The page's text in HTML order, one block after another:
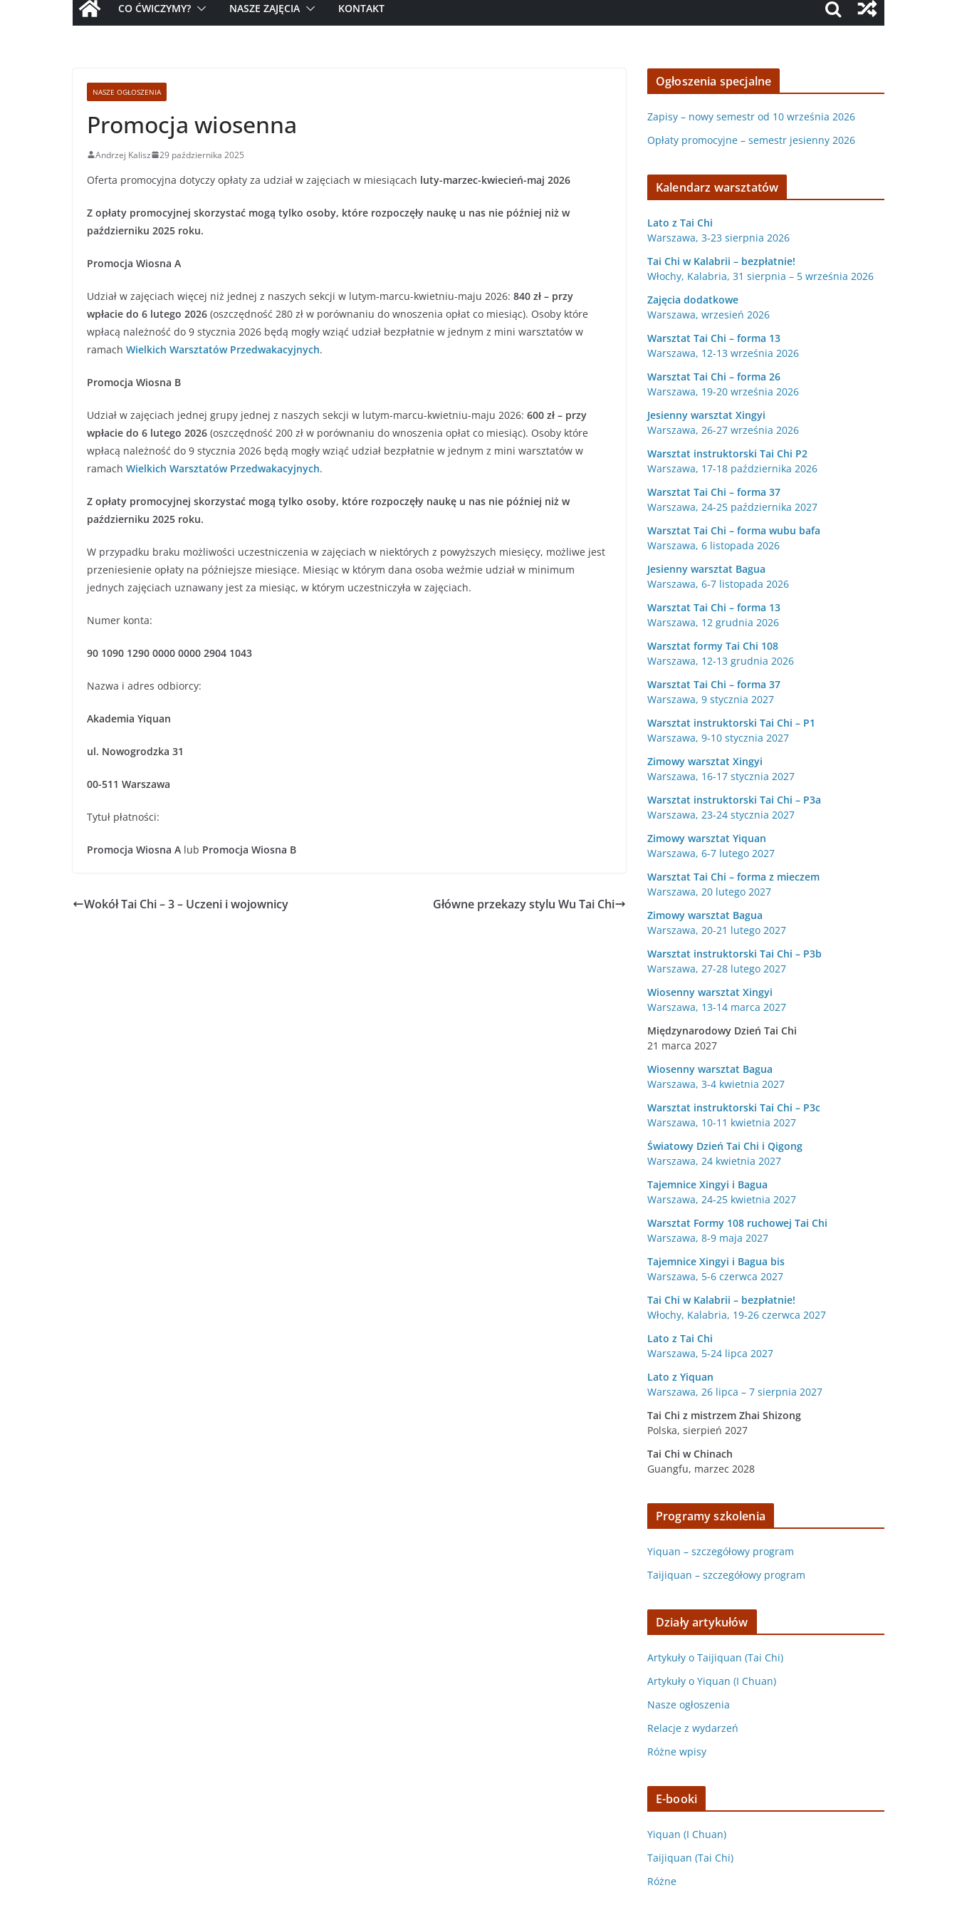
CO ĆWICZYMY? NASZE ZAJĘCIA KONTAKT
NASZE OGŁOSZENIA
Promocja wiosenna
Andrzej Kalisz 29 października 2025
Oferta promocyjna dotyczy opłaty za udział w zajęciach w miesiącach luty-marzec-kwiecień-maj 2026
Z opłaty promocyjnej skorzystać mogą tylko osoby, które rozpoczęły naukę u nas nie później niż w
październiku 2025 roku.
Promocja Wiosna A
Udział w zajęciach więcej niż jednej z naszych sekcji w lutym-marcu-kwietniu-maju 2026: 840 zł – przy
wpłacie do 6 lutego 2026 (oszczędność 280 zł w porównaniu do wnoszenia opłat co miesiąc). Osoby które
wpłacą należność do 9 stycznia 2026 będą mogły wziąć udział bezpłatnie w jednym z mini warsztatów w
ramach Wielkich Warsztatów Przedwakacyjnych.
Promocja Wiosna B
Udział w zajęciach jednej grupy jednej z naszych sekcji w lutym-marcu-kwietniu-maju 2026: 600 zł – przy
wpłacie do 6 lutego 2026 (oszczędność 200 zł w porównaniu do wnoszenia opłat co miesiąc). Osoby które
wpłacą należność do 9 stycznia 2026 będą mogły wziąć udział bezpłatnie w jednym z mini warsztatów w
ramach Wielkich Warsztatów Przedwakacyjnych.
Z opłaty promocyjnej skorzystać mogą tylko osoby, które rozpoczęły naukę u nas nie później niż w
październiku 2025 roku.
W przypadku braku możliwości uczestniczenia w zajęciach w niektórych z powyższych miesięcy, możliwe jest
przeniesienie opłaty na późniejsze miesiące. Miesiąc w którym dana osoba weźmie udział w minimum
jednych zajęciach uznawany jest za miesiąc, w którym uczestniczyła w zajęciach.
Numer konta:
90 1090 1290 0000 0000 2904 1043
Nazwa i adres odbiorcy:
Akademia Yiquan
ul. Nowogrodzka 31
00-511 Warszawa
Tytuł płatności:
Promocja Wiosna A lub Promocja Wiosna B
Wokół Tai Chi – 3 – Uczeni i wojownicy Główne przekazy stylu Wu Tai Chi
Ogłoszenia specjalne
Zapisy – nowy semestr od 10 września 2026
Opłaty promocyjne – semestr jesienny 2026
Kalendarz warsztatów
Lato z Tai Chi
Warszawa, 3-23 sierpnia 2026
Tai Chi w Kalabrii – bezpłatnie!
Włochy, Kalabria, 31 sierpnia – 5 września 2026
Zajęcia dodatkowe
Warszawa, wrzesień 2026
Warsztat Tai Chi – forma 13
Warszawa, 12-13 września 2026
Warsztat Tai Chi – forma 26
Warszawa, 19-20 września 2026
Jesienny warsztat Xingyi
Warszawa, 26-27 września 2026
Warsztat instruktorski Tai Chi P2
Warszawa, 17-18 października 2026
Warsztat Tai Chi – forma 37
Warszawa, 24-25 października 2027
Warsztat Tai Chi – forma wubu bafa
Warszawa, 6 listopada 2026
Jesienny warsztat Bagua
Warszawa, 6-7 listopada 2026
Warsztat Tai Chi – forma 13
Warszawa, 12 grudnia 2026
Warsztat formy Tai Chi 108
Warszawa, 12-13 grudnia 2026
Warsztat Tai Chi – forma 37
Warszawa, 9 stycznia 2027
Warsztat instruktorski Tai Chi – P1
Warszawa, 9-10 stycznia 2027
Zimowy warsztat Xingyi
Warszawa, 16-17 stycznia 2027
Warsztat instruktorski Tai Chi – P3a
Warszawa, 23-24 stycznia 2027
Zimowy warsztat Yiquan
Warszawa, 6-7 lutego 2027
Warsztat Tai Chi – forma z mieczem
Warszawa, 20 lutego 2027
Zimowy warsztat Bagua
Warszawa, 20-21 lutego 2027
Warsztat instruktorski Tai Chi – P3b
Warszawa, 27-28 lutego 2027
Wiosenny warsztat Xingyi
Warszawa, 13-14 marca 2027
Międzynarodowy Dzień Tai Chi
21 marca 2027
Wiosenny warsztat Bagua
Warszawa, 3-4 kwietnia 2027
Warsztat instruktorski Tai Chi – P3c
Warszawa, 10-11 kwietnia 2027
Światowy Dzień Tai Chi i Qigong
Warszawa, 24 kwietnia 2027
Tajemnice Xingyi i Bagua
Warszawa, 24-25 kwietnia 2027
Warsztat Formy 108 ruchowej Tai Chi
Warszawa, 8-9 maja 2027
Tajemnice Xingyi i Bagua bis
Warszawa, 5-6 czerwca 2027
Tai Chi w Kalabrii – bezpłatnie!
Włochy, Kalabria, 19-26 czerwca 2027
Lato z Tai Chi
Warszawa, 5-24 lipca 2027
Lato z Yiquan
Warszawa, 26 lipca – 7 sierpnia 2027
Tai Chi z mistrzem Zhai Shizong
Polska, sierpień 2027
Tai Chi wChinach
Guangfu, marzec 2028
Programy szkolenia
Yiquan – szczegółowy program
Taijiquan – szczegółowy program
Działy artykułów
Artykuły o Taijiquan (Tai Chi)
Artykuły o Yiquan (I Chuan)
Nasze ogłoszenia
Relacje z wydarzeń
Różne wpisy
E-booki
Yiquan (I Chuan)
Taijiquan (Tai Chi)
Różne